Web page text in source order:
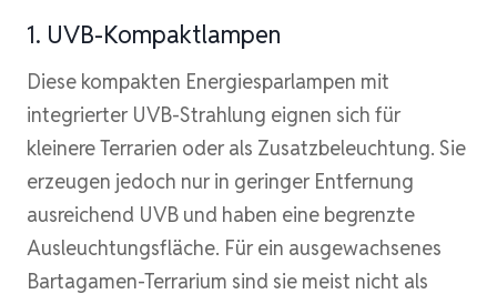
1. UVB-Kompaktlampen
Diese kompakten Energiesparlampen mit
integrierter UVB-Strahlung eignen sich für
kleinere Terrarien oder als Zusatzbeleuchtung. Sie
erzeugen jedoch nur in geringer Entfernung
ausreichend UVB und haben eine begrenzte
Ausleuchtungsfläche. Für ein ausgewachsenes
Bartagamen-Terrarium sind sie meist nicht als